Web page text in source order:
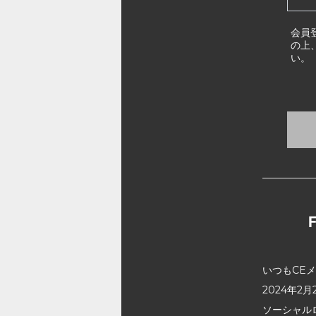
会員
の上
い。
いつもCE
2024年2月
ソーシャ